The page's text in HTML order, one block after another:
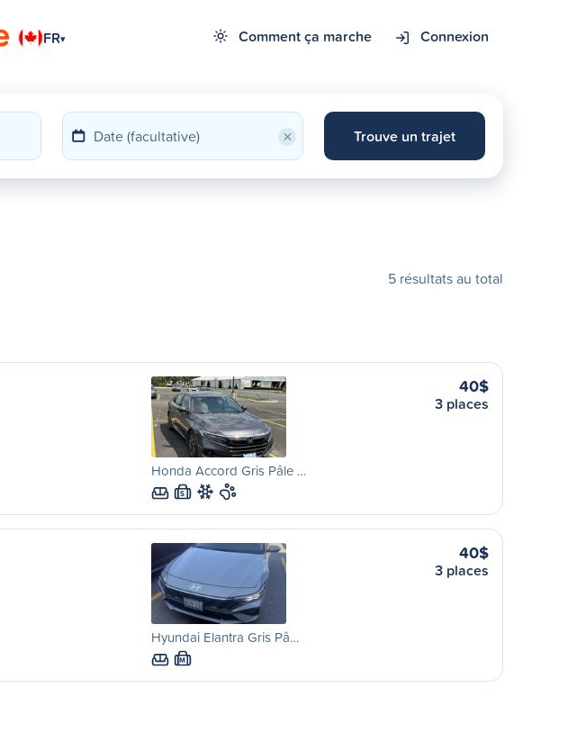
FR▾ Comment ça marche Connexion
× Trouve un trajet
5 résultats au total
Honda Accord Gris Pâle …
S
40$
3 places
Hyundai Elantra Gris Pâ…
M
40$
3 places